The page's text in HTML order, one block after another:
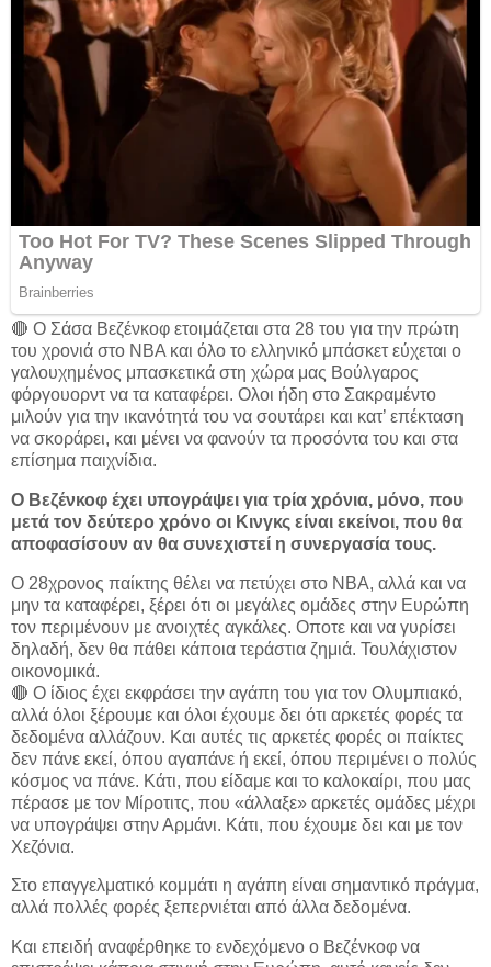
🔴 Ο Σάσα Βεζένκοφ ετοιμάζεται στα 28 του για την πρώτη
του χρονιά στο ΝΒΑ και όλο το ελληνικό μπάσκετ εύχεται ο
γαλουχημένος μπασκετικά στη χώρα μας Βούλγαρος
φόργουορντ να τα καταφέρει. Ολοι ήδη στο Σακραμέντο
μιλούν για την ικανότητά του να σουτάρει και κατ’ επέκταση
να σκοράρει, και μένει να φανούν τα προσόντα του και στα
επίσημα παιχνίδια.
Ο Βεζένκοφ έχει υπογράψει για τρία χρόνια, μόνο, που
μετά τον δεύτερο χρόνο οι Κινγκς είναι εκείνοι, που θα
αποφασίσουν αν θα συνεχιστεί η συνεργασία τους.
Ο 28χρονος παίκτης θέλει να πετύχει στο ΝΒΑ, αλλά και να
μην τα καταφέρει, ξέρει ότι οι μεγάλες ομάδες στην Ευρώπη
τον περιμένουν με ανοιχτές αγκάλες. Οποτε και να γυρίσει
δηλαδή, δεν θα πάθει κάποια τεράστια ζημιά. Τουλάχιστον
οικονομικά.
🔴 Ο ίδιος έχει εκφράσει την αγάπη του για τον Ολυμπιακό,
αλλά όλοι ξέρουμε και όλοι έχουμε δει ότι αρκετές φορές τα
δεδομένα αλλάζουν. Και αυτές τις αρκετές φορές οι παίκτες
δεν πάνε εκεί, όπου αγαπάνε ή εκεί, όπου περιμένει ο πολύς
κόσμος να πάνε. Κάτι, που είδαμε και το καλοκαίρι, που μας
πέρασε με τον Μίροτιτς, που «άλλαξε» αρκετές ομάδες μέχρι
να υπογράψει στην Αρμάνι. Κάτι, που έχουμε δει και με τον
Χεζόνια.
Στο επαγγελματικό κομμάτι η αγάπη είναι σημαντικό πράγμα,
αλλά πολλές φορές ξεπερνιέται από άλλα δεδομένα.
Και επειδή αναφέρθηκε το ενδεχόμενο ο Βεζένκοφ να